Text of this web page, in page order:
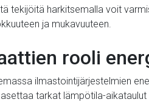
tekijöitä harkitsemalla voit
ja mukavuuteen.
rooli
ilmastointijärjestelmien
tarkat lämpötila-